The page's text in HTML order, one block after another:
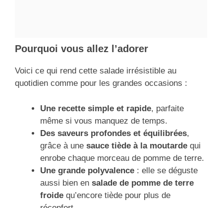
Pourquoi vous allez l’adorer
Voici ce qui rend cette salade irrésistible au
quotidien comme pour les grandes occasions :
Une recette simple et rapide, parfaite
même si vous manquez de temps.
Des saveurs profondes et équilibrées,
grâce à une sauce tiède à la moutarde qui
enrobe chaque morceau de pomme de terre.
Une grande polyvalence : elle se déguste
aussi bien en salade de pomme de terre
froide qu’encore tiède pour plus de